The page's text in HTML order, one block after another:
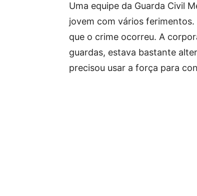
Uma equipe da Guarda Civil
jovem com vários
que o crime ocorreu. A
guardas, estava bastante
precisou usar a força para